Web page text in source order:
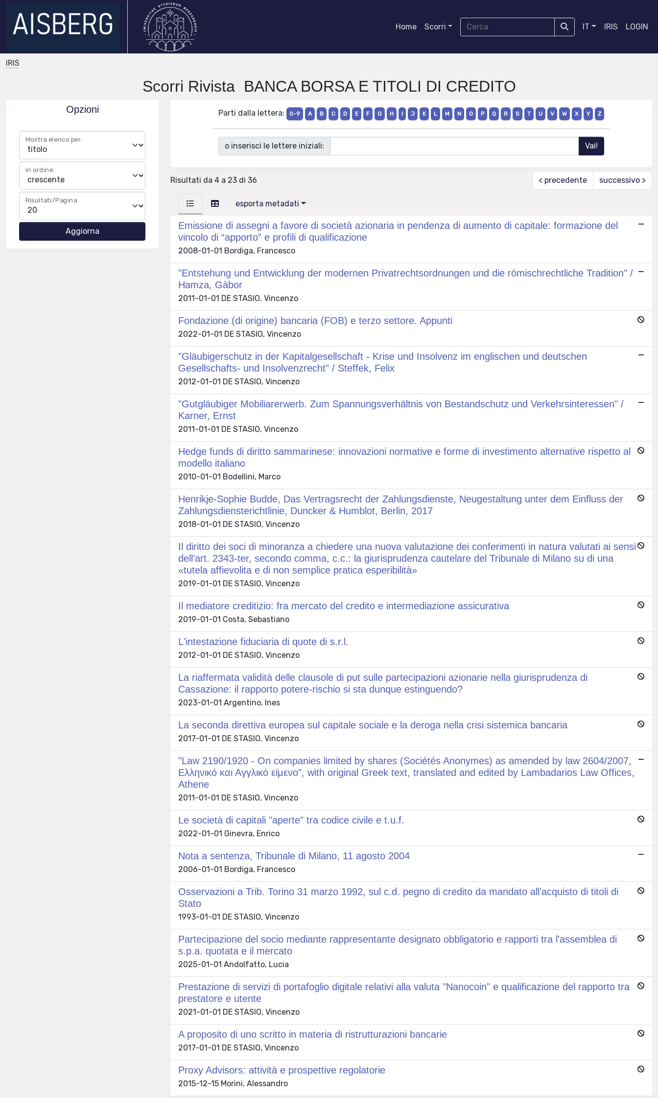
Home Scorri IT IRIS LOGIN
IRIS
Scorri Rivista BANCA BORSA E TITOLI DI CREDITO
Opzioni
Mostra elenco per:
in ordine:
Risultati/Pagina
Parti dalla lettera: 0-9 A B C D E F G H I J K L M N O P Q R S T U V W X Y Z
o inserisci le lettere iniziali:
Risultati da 4 a 23 di 36 < precedente successivo >
esporta metadati
Emissione di assegni a favore di società azionaria in pendenza di aumento di capitale: formazione del
vincolo di “apporto” e profili di qualificazione
2008-01-01 Bordiga, Francesco
"Entstehung und Entwicklung der modernen Privatrechtsordnungen und die römischrechtliche Tradition" /
Hamza, Gàbor
2011-01-01 DE STASIO, Vincenzo
Fondazione (di origine) bancaria (FOB) e terzo settore. Appunti
2022-01-01 DE STASIO, Vincenzo
"Gläubigerschutz in der Kapitalgesellschaft - Krise und Insolvenz im englischen und deutschen
Gesellschafts- und Insolvenzrecht" / Steffek, Felix
2012-01-01 DE STASIO, Vincenzo
"Gutgläubiger Mobiliarerwerb. Zum Spannungsverhältnis von Bestandschutz und Verkehrsinteressen" /
Karner, Ernst
2011-01-01 DE STASIO, Vincenzo
Hedge funds di diritto sammarinese: innovazioni normative e forme di investimento alternative rispetto al
modello italiano
2010-01-01 Bodellini, Marco
Henrikje-Sophie Budde, Das Vertragsrecht der Zahlungsdienste, Neugestaltung unter dem Einfluss der
Zahlungsdiensterichtlinie, Duncker & Humblot, Berlin, 2017
2018-01-01 DE STASIO, Vincenzo
Il diritto dei soci di minoranza a chiedere una nuova valutazione dei conferimenti in natura valutati ai sensi
dell’art. 2343-ter, secondo comma, c.c.: la giurisprudenza cautelare del Tribunale di Milano su di una
«tutela affievolita e di non semplice pratica esperibilità»
2019-01-01 DE STASIO, Vincenzo
Il mediatore creditizio: fra mercato del credito e intermediazione assicurativa
2019-01-01 Costa, Sebastiano
L'intestazione fiduciaria di quote di s.r.l.
2012-01-01 DE STASIO, Vincenzo
La riaffermata validità delle clausole di put sulle partecipazioni azionarie nella giurisprudenza di
Cassazione: il rapporto potere-rischio si sta dunque estinguendo?
2023-01-01 Argentino, Ines
La seconda direttiva europea sul capitale sociale e la deroga nella crisi sistemica bancaria
2017-01-01 DE STASIO, Vincenzo
"Law 2190/1920 - On companies limited by shares (Sociétés Anonymes) as amended by law 2604/2007,
Ελληνικό και Αγγλικό είμενο", with original Greek text, translated and edited by Lambadarios Law Offices,
Athene
2011-01-01 DE STASIO, Vincenzo
Le società di capitali "aperte" tra codice civile e t.u.f.
2022-01-01 Ginevra, Enrico
Nota a sentenza, Tribunale di Milano, 11 agosto 2004
2006-01-01 Bordiga, Francesco
Osservazioni a Trib. Torino 31 marzo 1992, sul c.d. pegno di credito da mandato all'acquisto di titoli di
Stato
1993-01-01 DE STASIO, Vincenzo
Partecipazione del socio mediante rappresentante designato obbligatorio e rapporti tra l'assemblea di
s.p.a. quotata e il mercato
2025-01-01 Andolfatto, Lucia
Prestazione di servizi di portafoglio digitale relativi alla valuta "Nanocoin" e qualificazione del rapporto tra
prestatore e utente
2021-01-01 DE STASIO, Vincenzo
A proposito di uno scritto in materia di ristrutturazioni bancarie
2017-01-01 DE STASIO, Vincenzo
Proxy Advisors: attività e prospettive regolatorie
2015-12-15 Morini, Alessandro